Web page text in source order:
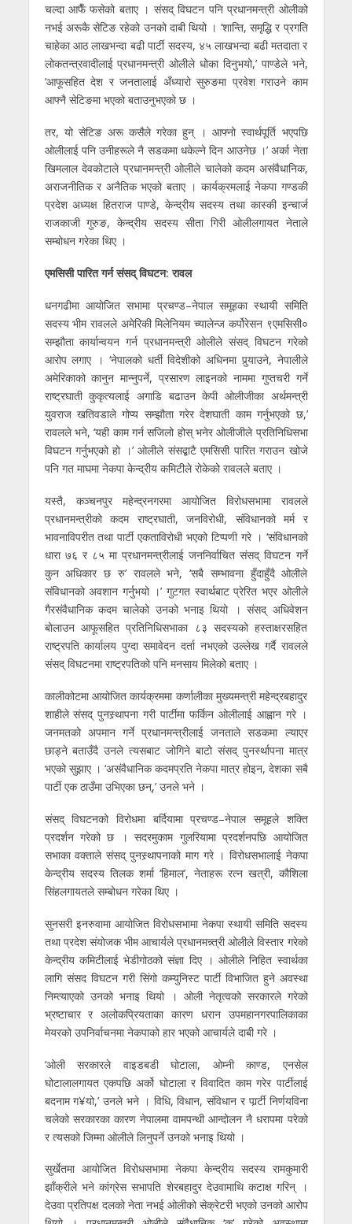
चल्दा आफैँ फसेको बताए । संसद् विघटन पनि प्रधानमन्त्री ओलीको
नभई अरूकै सेटिङ रहेको उनको दाबी थियो । ‘शान्ति, समृद्धि र प्रगति
चाहेका आठ लाखभन्दा बढी पार्टी सदस्य, ४५ लाखभन्दा बढी मतदाता र
लोकतन्त्रवादीलाई प्रधानमन्त्री ओलीले धोका दिनुभयो,’ पाण्डेले भने,
‘आफूसहित देश र जनतालाई अँध्यारो सुरुङमा प्रवेश गराउने काम
आफ्नै सेटिङमा भएको बताउनुभएको छ ।
तर, यो सेटिङ अरू कसैले गरेका हुन् । आफ्नो स्वार्थपूर्ति भएपछि
ओलीलाई पनि उनीहरूले नै सडकमा धकेल्ने दिन आउनेछ ।’ अर्का नेता
खिमलाल देवकोटाले प्रधानमन्त्री ओलीले चालेको कदम असंवैधानिक,
अराजनीतिक र अनैतिक भएको बताए । कार्यक्रमलाई नेकपा गण्डकी
प्रदेश अध्यक्ष हितराज पाण्डे, केन्द्रीय सदस्य तथा कास्की इन्चार्ज
राजकाजी गुरुङ, केन्द्रीय सदस्य सीता गिरी ओलीलगायत नेताले
सम्बोधन गरेका थिए ।
एमसिसी पारित गर्न संसद् विघटन: रावल
धनगढीमा आयोजित सभामा प्रचण्ड–नेपाल समूहका स्थायी समिति
सदस्य भीम रावलले अमेरिकी मिलेनियम च्यालेन्ज कर्पोरेसन ९एमसिसी०
सम्झौता कार्यान्वयन गर्न प्रधानमन्त्री ओलीले संसद् विघटन गरेको
आरोप लगाए । ‘नेपालको धर्ती विदेशीको अधिनमा पुर्‍याउने, नेपालीले
अमेरिकाको कानुन मान्नुपर्ने, प्रसारण लाइनको नाममा गुप्तचरी गर्ने
राष्ट्रघाती कुकृत्यलाई अगाडि बढाउन केपी ओलीजीका अर्थमन्त्री
युवराज खतिवडाले गोप्य सम्झौता गरेर देशघाती काम गर्नुभएको छ,’
रावलले भने, ‘यही काम गर्न सजिलो होस् भनेर ओलीजीले प्रतिनिधिसभा
विघटन गर्नुभएको हो ।’ ओलीले संसद्बाटै एमसिसी पारित गराउन खोजे
पनि गत माघमा नेकपा केन्द्रीय कमिटीले रोकेको रावलले बताए ।
यस्तै, कञ्चनपुर महेन्द्रनगरमा आयोजित विरोधसभामा रावलले
प्रधानमन्त्रीको कदम राष्ट्रघाती, जनविरोधी, संविधानको मर्म र
भावनाविपरीत तथा पार्टी एकताविरोधी भएको टिप्पणी गरे । ‘संविधानको
धारा ७६ र ८५ मा प्रधानमन्त्रीलाई जननिर्वाचित संसद् विघटन गर्ने
कुन अधिकार छ रु’ रावलले भने, ‘सबै सम्भावना हुँदाहुँदै ओलीले
संविधानको अवशान गर्नुभयो ।’ गुटगत स्वार्थबाट प्रेरित भएर ओलीले
गैरसंवैधानिक कदम चालेको उनको भनाइ थियो । संसद् अधिवेशन
बोलाउन आफूसहित प्रतिनिधिसभाका ८३ सदस्यको हस्ताक्षरसहित
राष्ट्रपति कार्यालय पुग्दा समावेदन दर्ता नभएको उल्लेख गर्दै रावलले
संसद् विघटनमा राष्ट्रपतिको पनि मनसाय मिलेको बताए ।
कालीकोटमा आयोजित कार्यक्रममा कर्णालीका मुख्यमन्त्री महेन्द्रबहादुर
शाहीले संसद् पुनस्र्थापना गरी पार्टीमा फर्किन ओलीलाई आह्वान गरे ।
जनमतको अपमान गर्ने प्रधानमन्त्रीलाई जनताले सडकमा ल्याएर
छाड्ने बताउँदै उनले त्यसबाट जोगिने बाटो संसद् पुनर्स्थापना मात्र
भएको सुझाए । ‘असंवैधानिक कदमप्रति नेकपा मात्र होइन, देशका सबै
पार्टी एक ठाउँमा उभिएका छन्,’ उनले भने ।
संसद् विघटनको विरोधमा बर्दियामा प्रचण्ड–नेपाल समूहले शक्ति
प्रदर्शन गरेको छ । सदरमुकाम गुलरियामा प्रदर्शनपछि आयोजित
सभाका वक्ताले संसद् पुनस्र्थापनाको माग गरे । विरोधसभालाई नेकपा
केन्द्रीय सदस्य तिलक शर्मा ‘हिमाल’, नेताहरू रत्न खत्री, कौशिला
सिंहलगायतले सम्बोधन गरेका थिए ।
सुनसरी इनरुवामा आयोजित विरोधसभामा नेकपा स्थायी समिति सदस्य
तथा प्रदेश संयोजक भीम आचार्यले प्रधानमन्न्त्री ओलीले विस्तार गरेको
केन्द्रीय कमिटीलाई भेडीगोठको संज्ञा दिए । ओलीले निहित स्वार्थका
लागि संसद विघटन गरी सिंगो कम्युनिस्ट पार्टी विभाजित हुने अवस्था
निम्त्याएको उनको भनाइ थियो । ओली नेतृत्वको सरकारले गरेको
भ्रष्टाचार र अलोकप्रियताका कारण धरान उपमहानगरपालिकाका
मेयरको उपनिर्वाचनमा नेकपाको हार भएको आचार्यले दाबी गरे ।
‘ओली सरकारले वाइडबडी घोटाला, ओम्नी काण्ड, एनसेल
घोटालालगायत एकपछि अर्को घोटाला र विवादित काम गरेर पार्टीलाई
बदनाम ग¥यो,’ उनले भने । विधि, विधान, संविधान र पार्र्टी निर्णयविना
चलेको सरकारका कारण नेपालमा वामपन्थी आन्दोलन नै धरापमा परेको
र त्यसको जिम्मा ओलीले लिनुपर्ने उनको भनाइ थियो ।
सुर्खेतमा आयोजित विरोधसभामा नेकपा केन्द्रीय सदस्य रामकुमारी
झाँक्रीले भने कांग्रेस सभापति शेरबहादुर देउवामाथि कटाक्ष गरिन् ।
देउवा प्रतिपक्ष दलको नेता नभई ओलीको सेक्रेटरी भएको उनको आरोप